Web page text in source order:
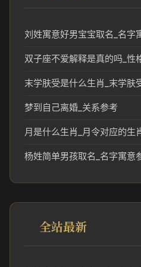
刘姓寓意好男宝宝取名_名字
双子座不爱解释是真的吗_性
末学肤受是什么生肖_末学肤
梦到自己离婚_关系参考
月是什么生肖_月令对应的生
杨姓简单男孩取名_名字寓意
全站最新